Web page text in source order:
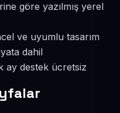
göre yazılmış yerel
ve uyumlu tasarım
dahil
ay destek ücretsiz